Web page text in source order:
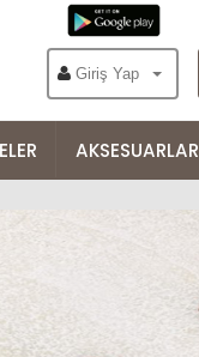
Giriş Yap
AKSESUARLAR